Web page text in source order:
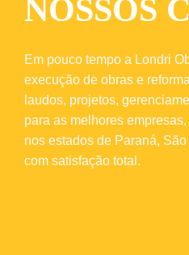
NOSSOS
Em pouco tempo a Londri
execução de obras e
laudos, projetos,
para as melhores
nos estados de Paraná,
com satisfação total.